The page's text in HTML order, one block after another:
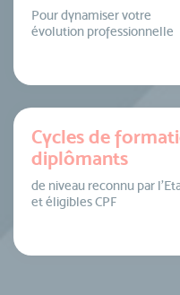
Pour dynamiser votre
évolution professionnelle
Cycles de
diplômants
de niveau reconnu par
et éligibles CPF